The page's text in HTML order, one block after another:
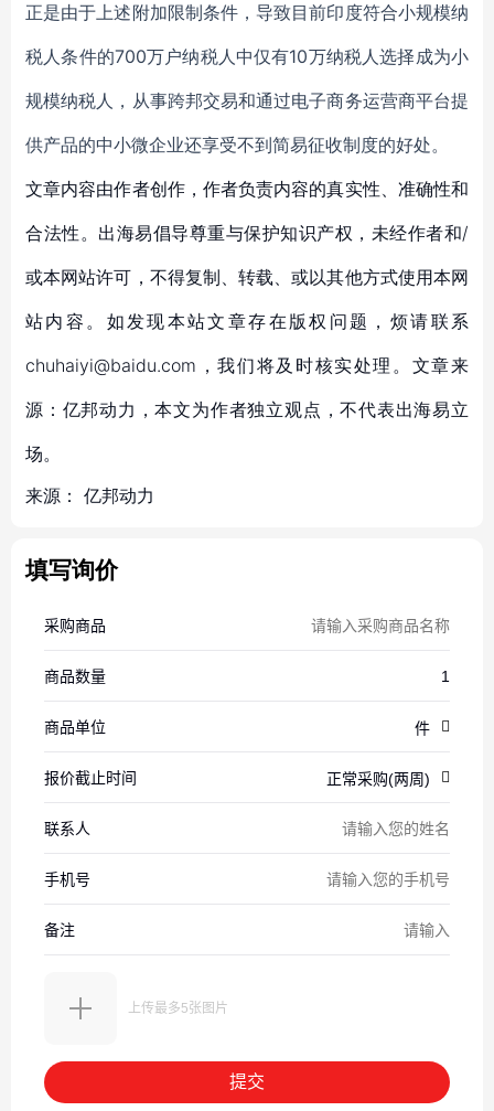
正是由于上述附加限制条件，导致目前印度符合小规模纳
税人条件的700万户纳税人中仅有10万纳税人选择成为小
规模纳税人，从事跨邦交易和通过电子商务运营商平台提
供产品的中小微企业还享受不到简易征收制度的好处。
文章内容由作者创作，作者负责内容的真实性、准确性和
合法性。出海易倡导尊重与保护知识产权，未经作者和/
或本网站许可，不得复制、转载、或以其他方式使用本网
站内容。如发现本站文章存在版权问题，烦请联系
chuhaiyi@baidu.com，我们将及时核实处理。文章来
源：亿邦动力，本文为作者独立观点，不代表出海易立
场。
来源： 亿邦动力
填写询价